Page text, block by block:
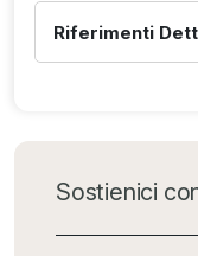
Riferimenti
Sostienici